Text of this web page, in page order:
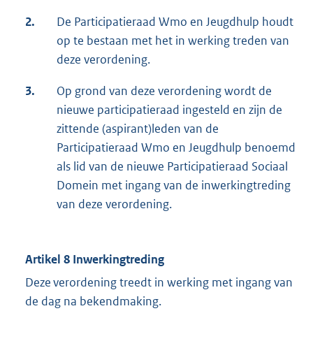
2.
De Participatieraad Wmo en Jeugdhulp houdt
op te bestaan met het in werking treden van
deze verordening.
3.
Op grond van deze verordening wordt de
nieuwe participatieraad ingesteld en zijn de
zittende (aspirant)leden van de
Participatieraad Wmo en Jeugdhulp benoemd
als lid van de nieuwe Participatieraad Sociaal
Domein met ingang van de inwerkingtreding
van deze verordening.
Artikel 8 Inwerkingtreding
Deze verordening treedt in werking met ingang van
de dag na bekendmaking.